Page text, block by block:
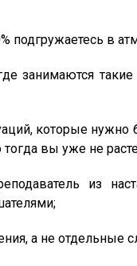
подгружаетесь в
занимаются
которые нужно
вы уже не
из
а не отдельные